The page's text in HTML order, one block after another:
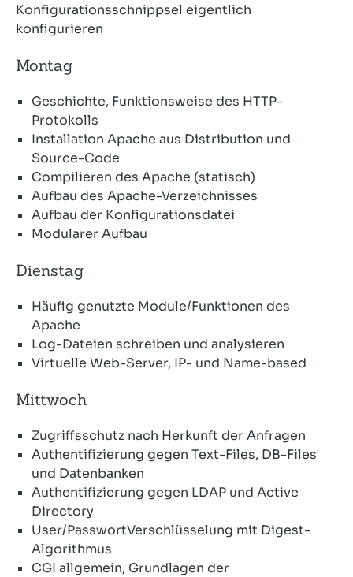
Konfigurationsschnippsel eigentlich
konfigurieren
Montag
Geschichte, Funktionsweise des HTTP-
Protokolls
Installation Apache aus Distribution und
Source-Code
Compilieren des Apache (statisch)
Aufbau des Apache-Verzeichnisses
Aufbau der Konfigurationsdatei
Modularer Aufbau
Dienstag
Häufig genutzte Module/Funktionen des
Apache
Log-Dateien schreiben und analysieren
Virtuelle Web-Server, IP- und Name-based
Mittwoch
Zugriffsschutz nach Herkunft der Anfragen
Authentifizierung gegen Text-Files, DB-Files
und Datenbanken
Authentifizierung gegen LDAP und Active
Directory
User/PasswortVerschlüsselung mit Digest-
Algorithmus
CGI allgemein, Grundlagen der